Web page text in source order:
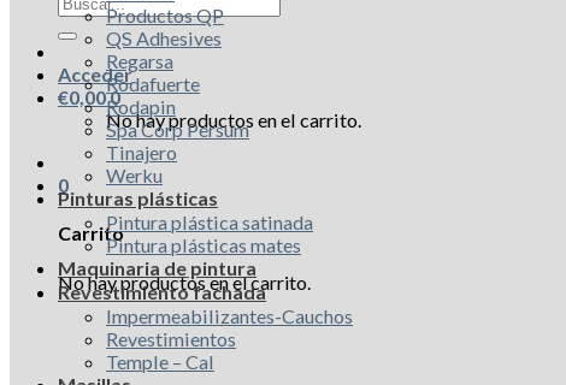
Acceder
€0,000
No hay productos en el carrito.
0
Carrito
No hay productos en el carrito.
Productos QP
QS Adhesives
Regarsa
Rodafuerte
Rodapin
Spa Corp Persum
Tinajero
Werku
Pinturas plásticas
Pintura plástica satinada
Pintura plásticas mates
Maquinaria de pintura
Revestimiento fachada
Impermeabilizantes-Cauchos
Revestimientos
Temple – Cal